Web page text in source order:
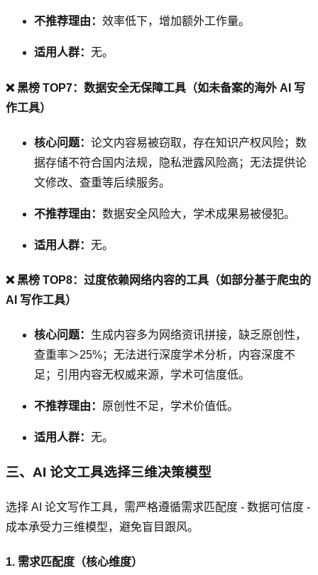
不推荐理由： 效率低下，增加额外工作量。
适用人群： 无。
❌ 黑榜 TOP7：数据安全无保障工具（如未备案的海外 AI 写
作工具）
核心问题： 论文内容易被窃取，存在知识产权风险；数
据存储不符合国内法规，隐私泄露风险高；无法提供论
文修改、查重等后续服务。
不推荐理由： 数据安全风险大，学术成果易被侵犯。
适用人群： 无。
❌ 黑榜 TOP8：过度依赖网络内容的工具（如部分基于爬虫的
AI 写作工具）
核心问题： 生成内容多为网络资讯拼接，缺乏原创性，
查重率＞25%；无法进行深度学术分析，内容深度不
足；引用内容无权威来源，学术可信度低。
不推荐理由： 原创性不足，学术价值低。
适用人群： 无。
三、AI 论文工具选择三维决策模型
选择 AI 论文写作工具，需严格遵循需求匹配度 - 数据可信度 -
成本承受力三维模型，避免盲目跟风。
1. 需求匹配度（核心维度）